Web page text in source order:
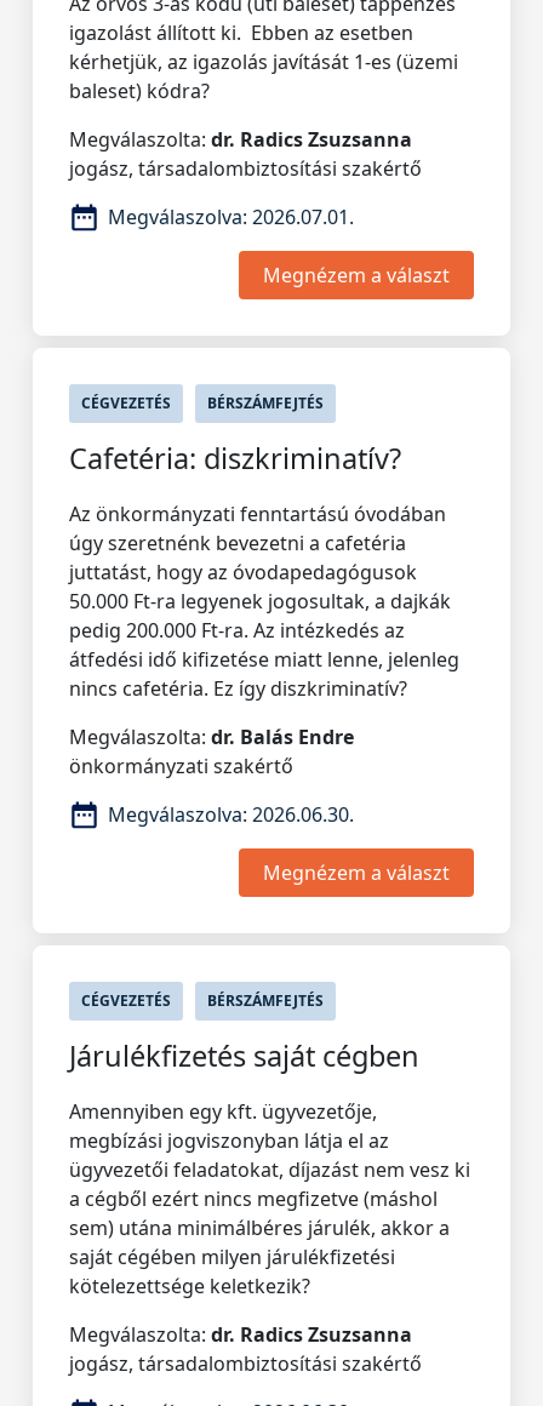
igazolást állított ki. Ebben az esetben
kérhetjük, az igazolás javítását 1-es (üzemi
baleset) kódra?
Megválaszolta: dr. Radics Zsuzsanna
jogász, társadalombiztosítási szakértő
Megválaszolva: 2026.07.01.
Megnézem a választ
CÉGVEZETÉS BÉRSZÁMFEJTÉS
Cafetéria: diszkriminatív?
Az önkormányzati fenntartású óvodában
úgy szeretnénk bevezetni a cafetéria
juttatást, hogy az óvodapedagógusok
50.000 Ft-ra legyenek jogosultak, a dajkák
pedig 200.000 Ft-ra. Az intézkedés az
átfedési idő kifizetése miatt lenne, jelenleg
nincs cafetéria. Ez így diszkriminatív?
Megválaszolta: dr. Balás Endre
önkormányzati szakértő
Megválaszolva: 2026.06.30.
Megnézem a választ
CÉGVEZETÉS BÉRSZÁMFEJTÉS
Járulékfizetés saját cégben
Amennyiben egy kft. ügyvezetője,
megbízási jogviszonyban látja el az
ügyvezetői feladatokat, díjazást nem vesz ki
a cégből ezért nincs megfizetve (máshol
sem) utána minimálbéres járulék, akkor a
saját cégében milyen járulékfizetési
kötelezettsége keletkezik?
Megválaszolta: dr. Radics Zsuzsanna
jogász, társadalombiztosítási szakértő